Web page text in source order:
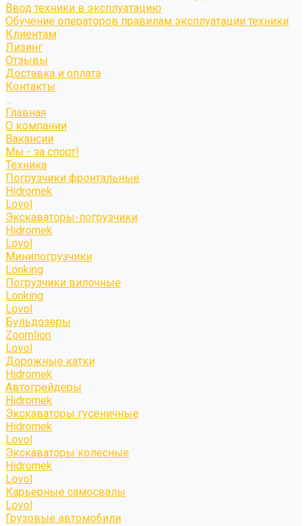
Ввод техники в эксплуатацию
Обучение операторов правилам эксплуатации техники
Клиентам
Лизинг
Отзывы
Доставка и оплата
Контакты
...
Главная
О компании
Вакансии
Мы - за спорт!
Техника
Погрузчики фронтальные
Hidromek
Lovol
Экскаваторы-погрузчики
Hidromek
Lovol
Минипогрузчики
Lonking
Погрузчики вилочные
Lonking
Lovol
Бульдозеры
Zoomlion
Lovol
Дорожные катки
Hidromek
Автогрейдеры
Hidromek
Экскаваторы гусеничные
Hidromek
Lovol
Экскаваторы колесные
Hidromek
Lovol
Карьерные самосвалы
Lovol
Грузовые автомобили